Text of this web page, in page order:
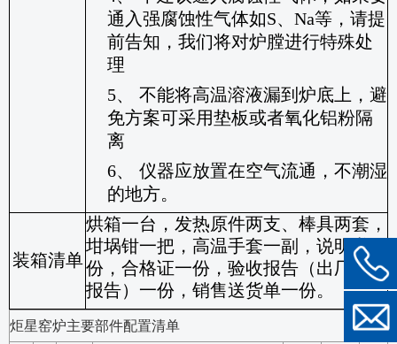
通入强腐蚀性气体如S、 Na等，请提
前告知，我们将对炉膛进行特殊处
理
5、
不能将高温溶液漏到炉底上，避
免方案可采用垫板或者氧化铝粉隔
离
6、
仪器应放置在空气流通，不潮湿
的地方。
装箱清单
烘箱一台，发热原件两支、棒具两套，
坩埚钳一把，高温手套一副，说明书一
份，合格证一份，验收报告（出厂检测
报告）一份，销售送货单一份。
炬星窑炉主要部件配置清单